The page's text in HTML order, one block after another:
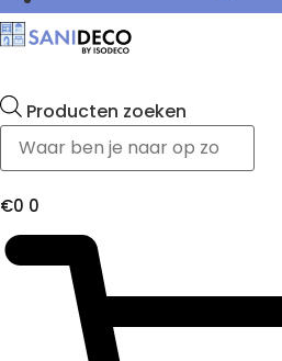
Producten zoeken
€0 0